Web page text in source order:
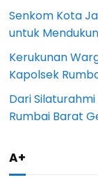
Senkom Kota
untuk
Kerukunan
Kapolsek
Dari Silaturahmi
Rumbai Barat
A+